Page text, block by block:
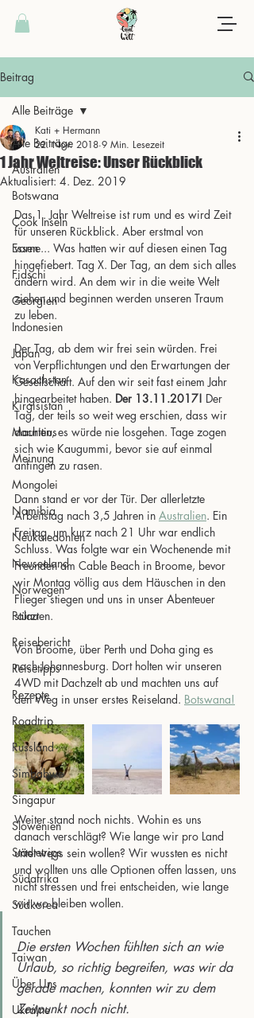
Beitrag
Alle Beiträge
Australien
Botswana
Cook Inseln
Essen
Fidschi
Georgien
Indonesien
Japan
Kasachstan
Kirgisistan
Mauritius
Meinung
Mongolei
Namibia
Neukaledonien
Neuseeland
Norwegen
Palau
Reisebericht
Reisetipps
Rezepte
Roadtrip
Russland
Simbabwe
Singapur
Slowenien
Städtetrips
Südafrika
Südkorea
Tauchen
Taiwan
Über Uns
Ukraine
Alle Beiträge
1 Jahr Weltreise: Unser Rückblick
Kati + Hermann
22. Nov. 2018 9 Min. Lesezeit
Aktualisiert: 4. Dez. 2019
Das 1. Jahr Weltreise ist rum und es wird Zeit
für unseren Rückblick. Aber erstmal von
vorne... Was hatten wir auf diesen einen Tag
hingefiebert. Tag X. Der Tag, an dem sich alles
ändern wird. An dem wir in die weite Welt
ziehen und beginnen werden unseren Traum
zu leben.
Der Tag, ab dem wir frei sein würden. Frei
von Verpflichtungen und den Erwartungen der
Gesellschaft. Auf den wir seit fast einem Jahr
hingearbeitet haben. Der 13.11.2017! Der
Tag, der teils so weit weg erschien, dass wir
dachten, es würde nie losgehen. Tage zogen
sich wie Kaugummi, bevor sie auf einmal
anfingen zu rasen.
Dann stand er vor der Tür. Der allerletzte
Arbeitstag nach 3,5 Jahren in Australien. Ein
Freitag, um kurz nach 21 Uhr war endlich
Schluss. Was folgte war ein Wochenende mit
Freunden am Cable Beach in Broome, bevor
wir Montag völlig aus dem Häuschen in den
Flieger stiegen und uns in unser Abenteuer
stürzten.
Von Broome, über Perth und Doha ging es
nach Johannesburg. Dort holten wir unseren
4WD mit Dachzelt ab und machten uns auf
den Weg in unser erstes Reiseland. Botswana!
Weiter stand noch nichts. Wohin es uns
danach verschlägt? Wie lange wir pro Land
unterwegs sein wollen? Wir wussten es nicht
und wollten uns alle Optionen offen lassen, uns
nicht stressen und frei entscheiden, wie lange
wir wo bleiben wollen.
Die ersten Wochen fühlten sich an wie
Urlaub, so richtig begreifen, was wir da
gerade machen, konnten wir zu dem
Zeitpunkt noch nicht.